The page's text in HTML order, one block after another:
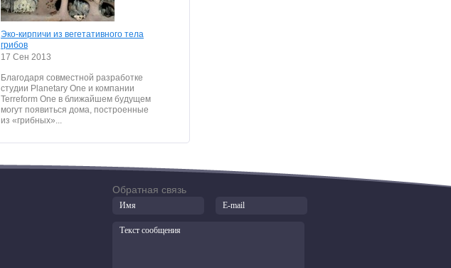
Эко-кирпичи из вегетативного тела
грибов
17 Сен 2013
Благодаря совместной разработке
студии Planetary One и компании
Terreform One в ближайшем будущем
могут появиться дома, построенные
из «грибных»...
Обратная связь